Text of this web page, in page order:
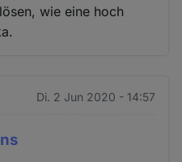
wie eine hoch
Di. 2 Jun 2020 - 14:57